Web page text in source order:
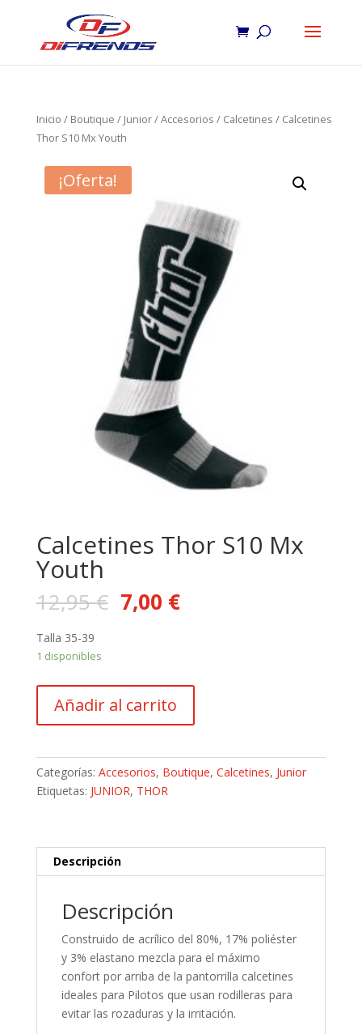
Inicio / Boutique / Junior/Accesorios / Calcetines / Calcetines
Thor S10 Mx Youth
¡Oferta!
Calcetines Thor S10 Mx
Youth
12,95€ 7,00 €
Talla 35-39
1 disponibles
Thor
S10
Youth
cantidad
Añadir al carrito
Categorías: Accesorios, Boutique, Calcetines, Junior
Etiquetas: JUNIOR, THOR
Descripción
Descripción
Construido de acrílico del 80%, 17% poliéster
y 3% elastano mezcla para el máximo
confort por arriba de la pantorrilla calcetines
ideales para Pilotos que usan rodilleras para
evitar las rozaduras y la irritación.